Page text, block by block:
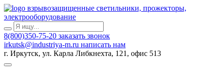
взрывозащищенные светильники, прожекторы,
электрооборудование
8(800)350-75-20 заказать звонок
irkutsk@industriya-m.ru написать нам
г. Иркутск, ул. Карла Либкнехта, 121, офис 513